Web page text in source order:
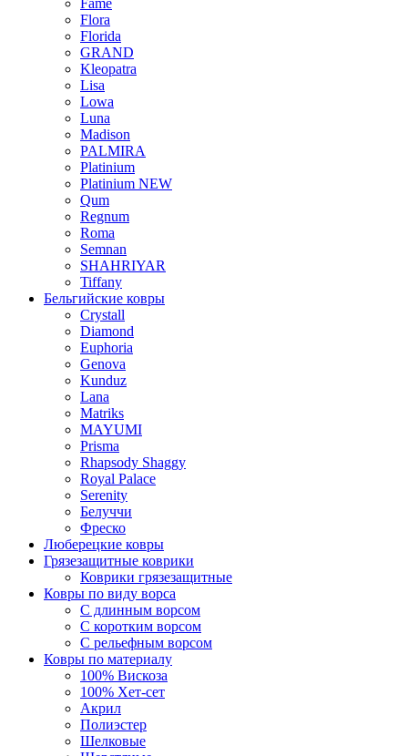
Fame
Flora
Florida
GRAND
Kleopatra
Lisa
Lowa
Luna
Madison
PALMIRA
Platinium
Platinium NEW
Qum
Regnum
Roma
Semnan
SHAHRIYAR
Tiffany
Бельгийские ковры
Crystall
Diamond
Euphoria
Genova
Kunduz
Lana
Matriks
MAYUMI
Prisma
Rhapsody Shaggy
Royal Palace
Serenity
Белуччи
Фреско
Люберецкие ковры
Грязезащитные коврики
Коврики грязезащитные
Ковры по виду ворса
С длинным ворсом
С коротким ворсом
С рельефным ворсом
Ковры по материалу
100% Вискоза
100% Хет-сет
Акрил
Полиэстер
Шелковые